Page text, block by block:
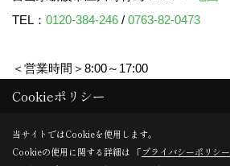
TEL： 0120-384-246 / 0763-82-0473
＜営業時間＞8:00～17:00
＜定休日＞水曜日・祝日
Copyright (c) mizukami. All Rights Reserved.
Cookieポリシー
当サイトではCookieを使用します。
Cookieの使用に関する詳細は 「プライバシーポリシー